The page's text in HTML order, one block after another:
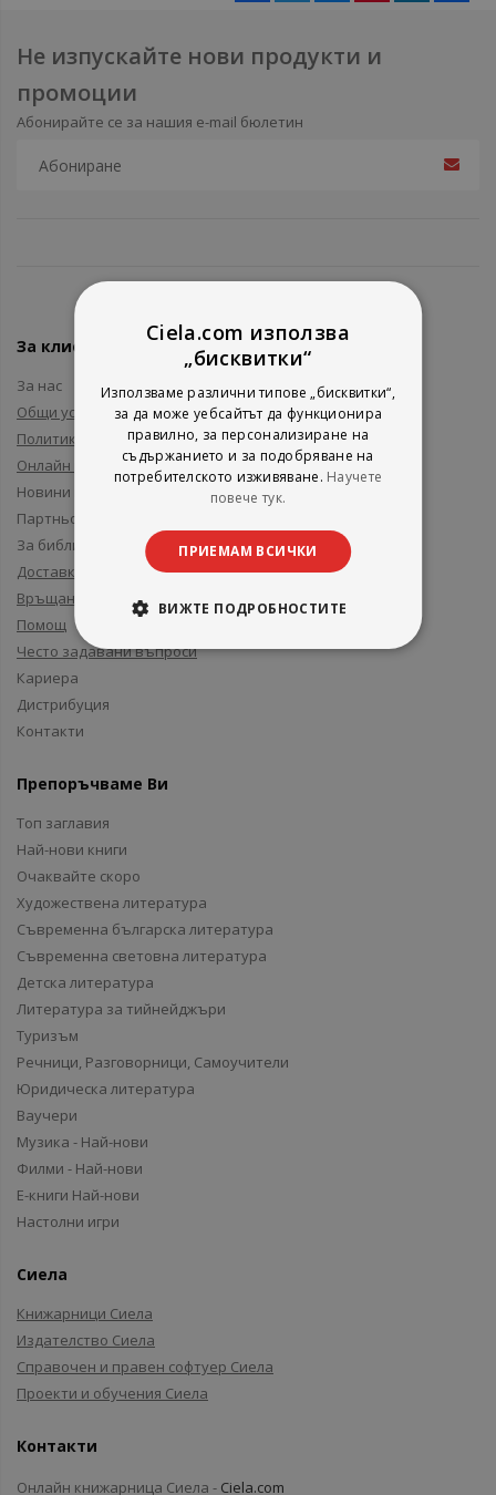
Не изпускайте нови продукти и
промоции
Абонирайте се за нашия e-mail бюлетин
За клиенти
За нас
Общи условия
Политика за поверителност
Онлайн решаване на спорове
Новини и събития
Партньори и приятели
За библиотеки
Доставка
Връщане
Помощ
Често задавани въпроси
Кариера
Дистрибуция
Контакти
Препоръчваме Ви
Топ заглавия
Най-нови книги
Очаквайте скоро
Художествена литература
Съвременна българска литература
Съвременна световна литература
Детска литература
Литература за тийнейджъри
Туризъм
Речници, Разговорници, Самоучители
Юридическа литература
Ваучери
Музика - Най-нови
Филми - Най-нови
Е-книги Най-нови
Настолни игри
Сиела
Книжарници Сиела
Издателство Сиела
Справочен и правен софтуер Сиела
Проекти и обучения Сиела
Контакти
Онлайн книжарница Сиела - Ciela.com
Ciela.com използва
„бисквитки“
Използваме различни типове „бисквитки“,
за да може уебсайтът да функционира
правилно, за персонализиране на
съдържанието и за подобряване на
потребителското изживяване. Научете
повече тук.
ПРИЕМАМ ВСИЧКИ
ВИЖТЕ ПОДРОБНОСТИТЕ